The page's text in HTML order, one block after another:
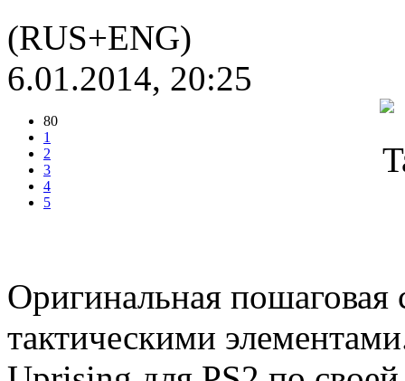
(RUS+ENG)
6.01.2014, 20:25
80
1
2
3
4
5
Оригинальная пошаговая
тактическими